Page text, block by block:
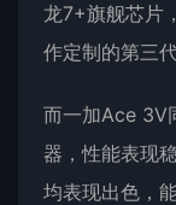
龙7+旗舰芯片
作定制的第三
而一加Ace 3V
器，性能表现
均表现出色，